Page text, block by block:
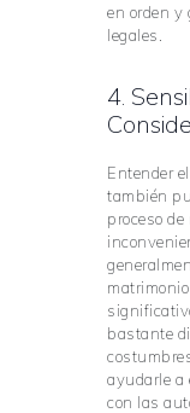
en orden y
legales.
4.
Entender
también
proceso
bastante
ayudarle a
con las